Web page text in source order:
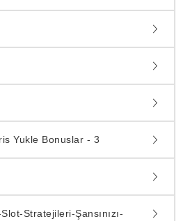
Yukle Bonuslar - 3
Stratejileri-Şansınızı-